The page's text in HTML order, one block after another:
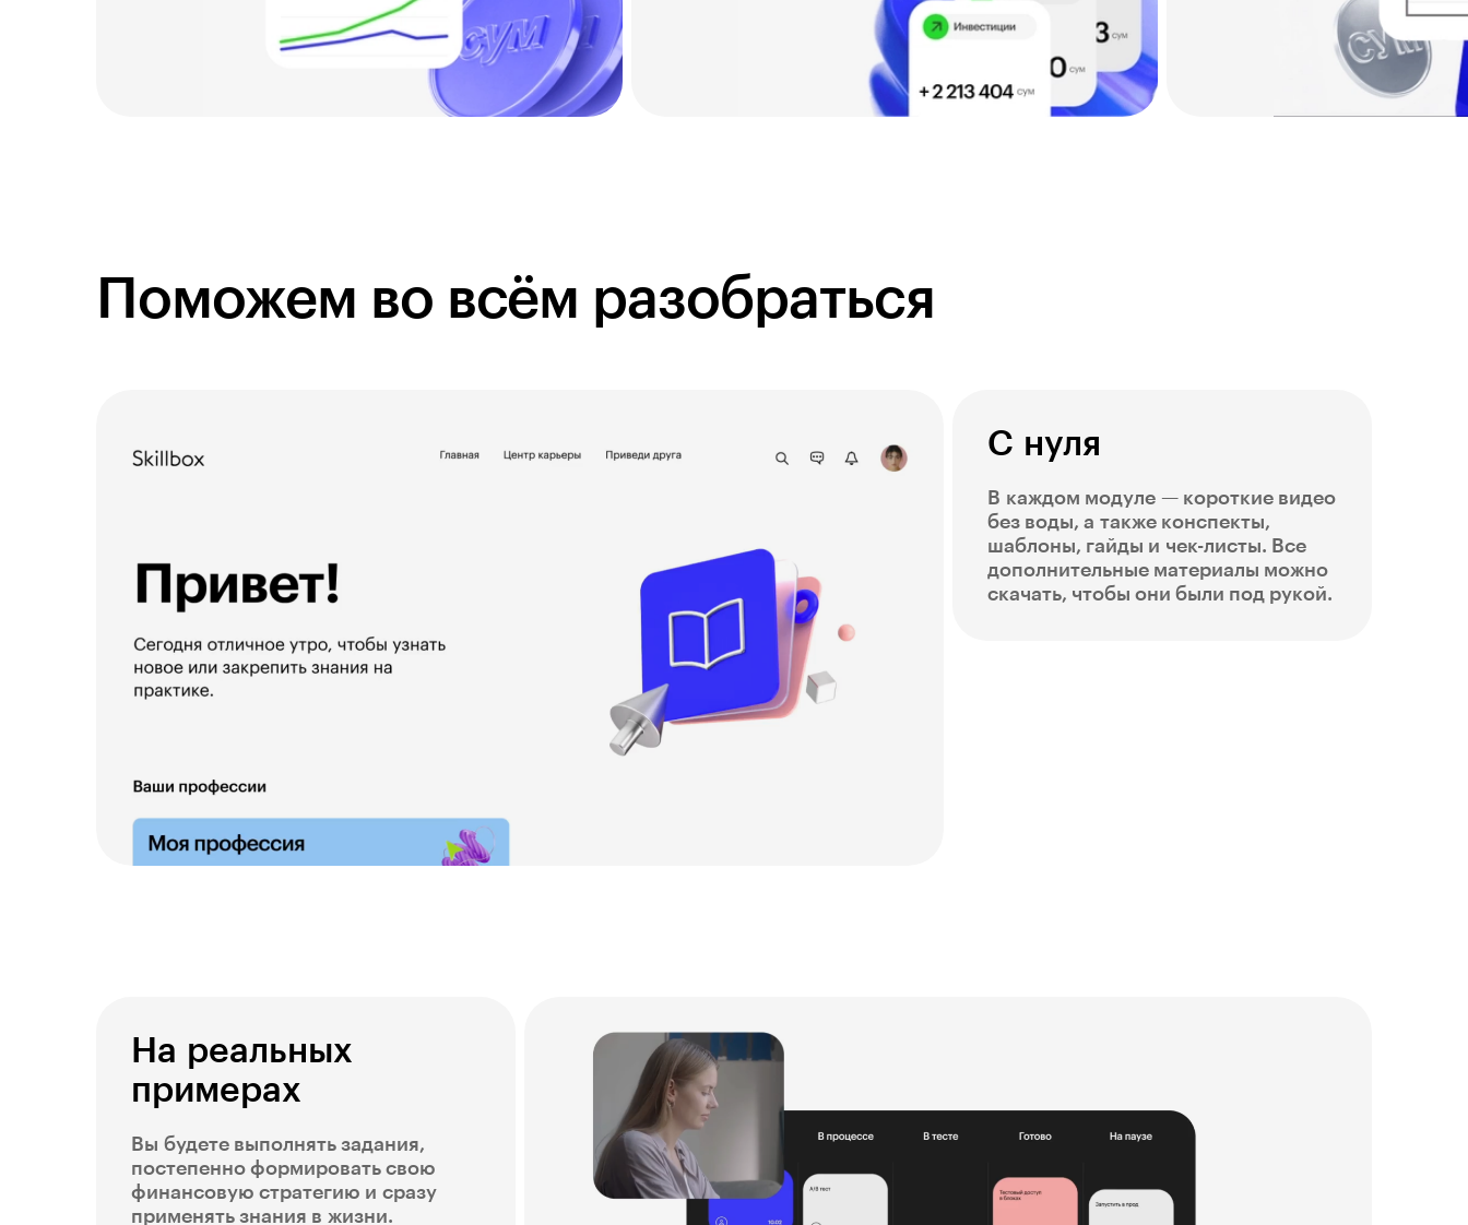
Поможем во всём разобраться
С нуля
В каждом модуле — короткие видео
без воды, а также конспекты,
шаблоны, гайды и чек-листы. Все
дополнительные материалы можно
скачать, чтобы они были под рукой.
На реальных
примерах
Вы будете выполнять задания,
постепенно формировать свою
финансовую стратегию и сразу
применять знания в жизни.